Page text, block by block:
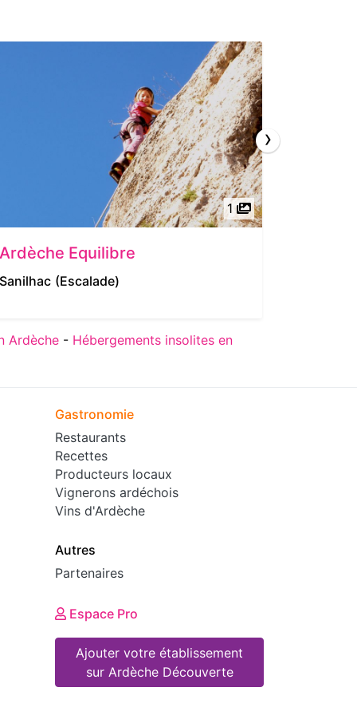
1
Ardèche Equilibre
Sanilhac (Escalade)
›
Ardèche - Hébergements insolites en
Gastronomie
Restaurants
Recettes
Producteurs locaux
Vignerons ardéchois
Vins d'Ardèche
Autres
Partenaires
Espace Pro
Ajouter votre établissement
sur Ardèche Découverte